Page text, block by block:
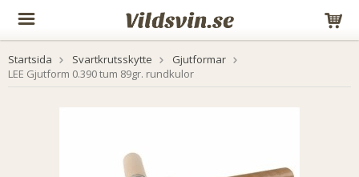
Startsida Svartkrutsskytte
Gjutformar
LEE Gjutform 0.390 tum 89gr. rundkulor